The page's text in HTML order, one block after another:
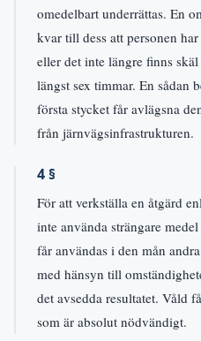
omedelbart underrättas. En
kvar till dess att personen
eller det inte längre finns
längst sex timmar. En sådan
första stycket får avlägsna
från järnvägsinfrastrukturen.
4 §
För att verkställa en åtgärd
inte använda strängare
får användas i den mån
med hänsyn till
det avsedda resultatet. Våld
som är absolut nödvändigt.